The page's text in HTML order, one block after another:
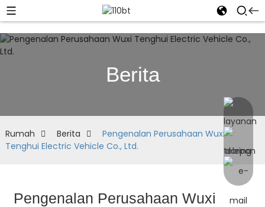
Berita
Rumah Berita
Pengenalan Perusahaan Wuxi
Tenghui Electric Vehicle Co., Ltd.
Pengenalan Perusahaan Wuxi